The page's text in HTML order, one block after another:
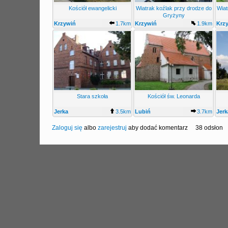
Kościół ewangelicki
Krzywiń 1.7km
Wiatrak koźlak przy drodze do
Gryżyny
Krzywiń
1.9km
Stara szkoła
Jerka 3.5km
Kościół św. Leonarda
Lubiń 3.7km
Zaloguj się albo zarejestruj aby dodać komentarz 38 odsłon